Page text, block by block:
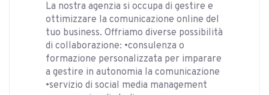
La nostra agenzia si occupa di gestire e
ottimizzare la comunicazione online del
tuo business. Offriamo diverse possibilità
di collaborazione: •consulenza o
formazione personalizzata per imparare
a gestire in autonomia la comunicazione
•servizio di social media management